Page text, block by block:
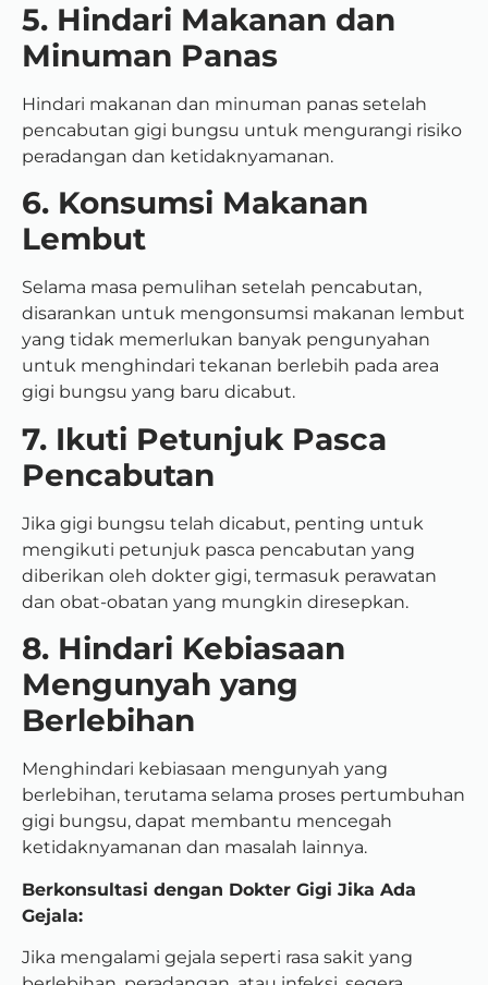
5. Hindari Makanan dan
Minuman Panas
Hindari makanan dan minuman panas setelah
pencabutan gigi bungsu untuk mengurangi risiko
peradangan dan ketidaknyamanan.
6. Konsumsi Makanan
Lembut
Selama masa pemulihan setelah pencabutan,
disarankan untuk mengonsumsi makanan lembut
yang tidak memerlukan banyak pengunyahan
untuk menghindari tekanan berlebih pada area
gigi bungsu yang baru dicabut.
7. Ikuti Petunjuk Pasca
Pencabutan
Jika gigi bungsu telah dicabut, penting untuk
mengikuti petunjuk pasca pencabutan yang
diberikan oleh dokter gigi, termasuk perawatan
dan obat-obatan yang mungkin diresepkan.
8. Hindari Kebiasaan
Mengunyah yang
Berlebihan
Menghindari kebiasaan mengunyah yang
berlebihan, terutama selama proses pertumbuhan
gigi bungsu, dapat membantu mencegah
ketidaknyamanan dan masalah lainnya.
Berkonsultasi dengan Dokter Gigi Jika Ada
Gejala:
Jika mengalami gejala seperti rasa sakit yang